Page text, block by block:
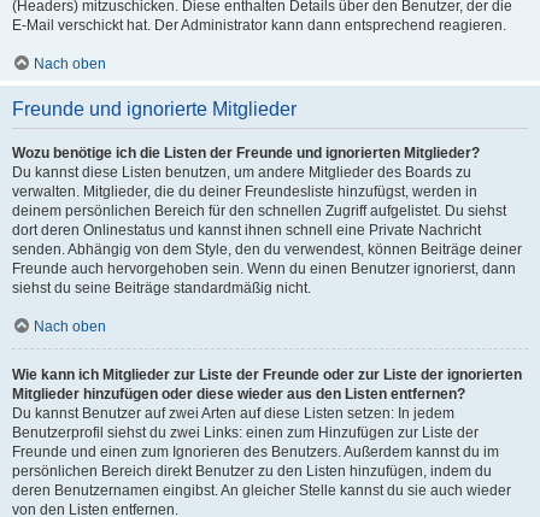
(Headers) mitzuschicken. Diese enthalten Details über den Benutzer, der die
E-Mail verschickt hat. Der Administrator kann dann entsprechend reagieren.
Nach oben
Freunde und ignorierte Mitglieder
Wozu benötige ich die Listen der Freunde und ignorierten Mitglieder?
Du kannst diese Listen benutzen, um andere Mitglieder des Boards zu
verwalten. Mitglieder, die du deiner Freundesliste hinzufügst, werden in
deinem persönlichen Bereich für den schnellen Zugriff aufgelistet. Du siehst
dort deren Onlinestatus und kannst ihnen schnell eine Private Nachricht
senden. Abhängig von dem Style, den du verwendest, können Beiträge deiner
Freunde auch hervorgehoben sein. Wenn du einen Benutzer ignorierst, dann
siehst du seine Beiträge standardmäßig nicht.
Nach oben
Wie kann ich Mitglieder zur Liste der Freunde oder zur Liste der ignorierten
Mitglieder hinzufügen oder diese wieder aus den Listen entfernen?
Du kannst Benutzer auf zwei Arten auf diese Listen setzen: In jedem
Benutzerprofil siehst du zwei Links: einen zum Hinzufügen zur Liste der
Freunde und einen zum Ignorieren des Benutzers. Außerdem kannst du im
persönlichen Bereich direkt Benutzer zu den Listen hinzufügen, indem du
deren Benutzernamen eingibst. An gleicher Stelle kannst du sie auch wieder
von den Listen entfernen.